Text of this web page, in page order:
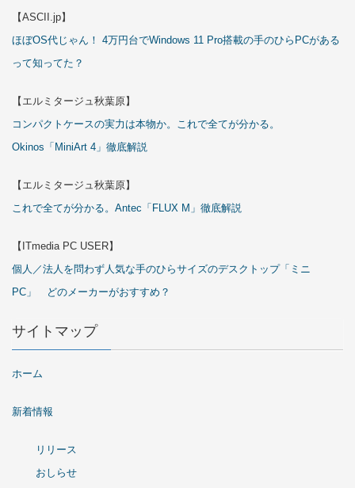
【ASCII.jp】
ほぼOS代じゃん！ 4万円台でWindows 11 Pro搭載の手のひらPCがある
って知ってた？
【エルミタージュ秋葉原】
コンパクトケースの実力は本物か。これで全てが分かる。
Okinos「MiniArt 4」徹底解説
【エルミタージュ秋葉原】
これで全てが分かる。Antec「FLUX M」徹底解説
【ITmedia PC USER】
個人／法人を問わず人気な手のひらサイズのデスクトップ「ミニ
PC」 どのメーカーがおすすめ？
サイトマップ
ホーム
新着情報
リリース
おしらせ